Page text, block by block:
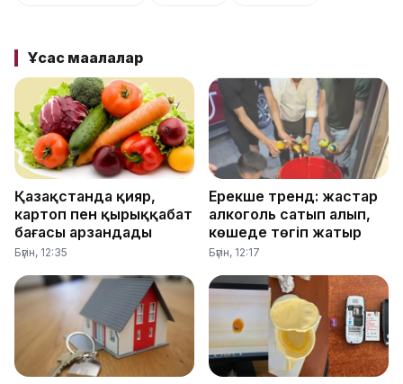
Ұқсас мақалалар
Қазақстанда қияр,
картоп пен қырыққабат
бағасы арзандады
Бүгін, 12:35
Ерекше тренд: жастар
алкоголь сатып алып,
көшеде төгіп жатыр
Бүгін, 12:17